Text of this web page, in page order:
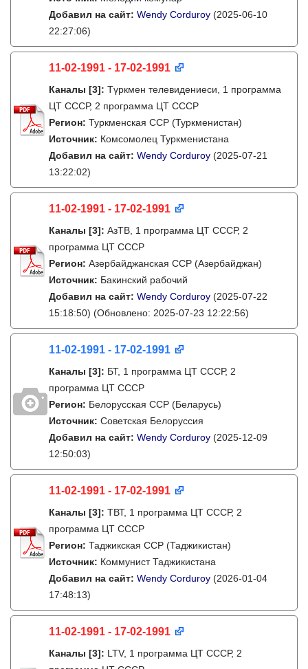
Добавил на сайт: Wendy Corduroy (2025-06-10
22:27:06)
11-02-1991 - 17-02-1991
Каналы [3]: Түркмен телевидениеси, 1 программа
ЦТ СССР, 2 программа ЦТ СССР
Регион: Туркменская ССР (Туркменистан)
Источник: Комсомолец Туркменистана
Добавил на сайт: Wendy Corduroy (2025-07-21
13:22:02)
11-02-1991 - 17-02-1991
Каналы [3]: АзТВ, 1 программа ЦТ СССР, 2
программа ЦТ СССР
Регион: Азербайджанская ССР (Азербайджан)
Источник: Бакинский рабочий
Добавил на сайт: Wendy Corduroy (2025-07-22
15:18:50) (Обновлено: 2025-07-23 12:22:56)
11-02-1991 - 17-02-1991
Каналы [3]: БТ, 1 программа ЦТ СССР, 2
программа ЦТ СССР
Регион: Белорусская ССР (Беларусь)
Источник: Советская Белоруссия
Добавил на сайт: Wendy Corduroy (2025-12-09
12:50:03)
11-02-1991 - 17-02-1991
Каналы [3]: ТВТ, 1 программа ЦТ СССР, 2
программа ЦТ СССР
Регион: Таджикская ССР (Таджикистан)
Источник: Коммунист Таджикистана
Добавил на сайт: Wendy Corduroy (2026-01-04
17:48:13)
11-02-1991 - 17-02-1991
Каналы [3]: LTV, 1 программа ЦТ СССР, 2